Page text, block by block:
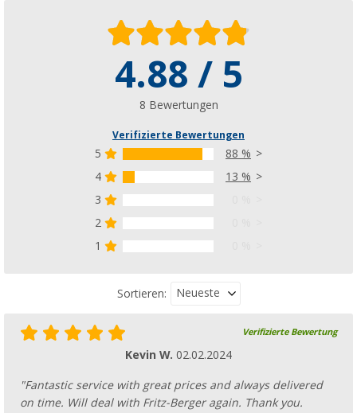
4.88 / 5
8 Bewertungen
Verifizierte Bewertungen
5
88 %
4
13 %
3
2
1
Sortieren: Neueste
Verifizierte Bewertung
Kevin W. 02.02.2024
"Fantastic service with great prices and always delivered
on time. Will deal with Fritz-Berger again. Thank you.